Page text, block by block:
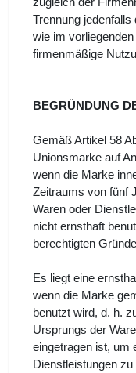
zugleich der
Trennung
wie im
firmenmäßige
BEGRÜNDUNG
Gemäß Artikel 58
Unionsmarke auf
wenn die Marke
Zeitraums von fünf
Waren oder
nicht ernsthaft
berechtigten
Es liegt eine
wenn die Marke
benutzt wird, d. h.
Ursprungs der
eingetragen ist, um
Dienstleistungen